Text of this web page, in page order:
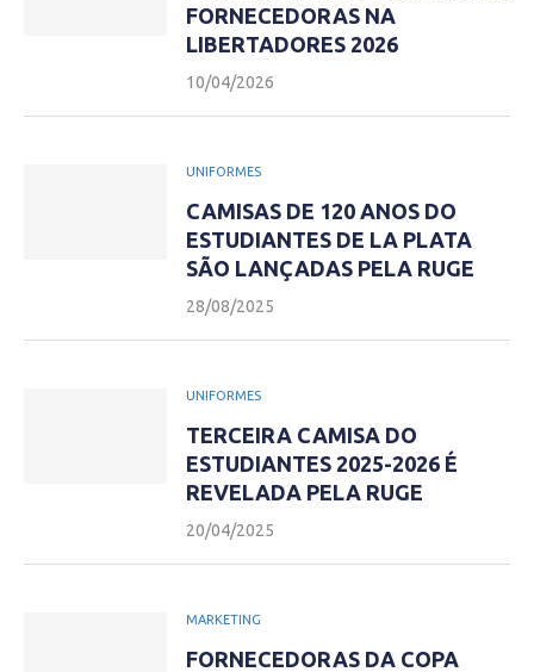
FORNECEDORAS NA
LIBERTADORES 2026
10/04/2026
UNIFORMES
CAMISAS DE 120 ANOS DO
ESTUDIANTES DE LA PLATA
SÃO LANÇADAS PELA RUGE
28/08/2025
UNIFORMES
TERCEIRA CAMISA DO
ESTUDIANTES 2025-2026 É
REVELADA PELA RUGE
20/04/2025
MARKETING
FORNECEDORAS DA COPA